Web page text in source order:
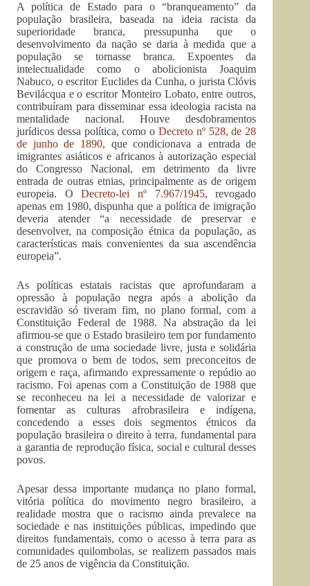
A política de Estado para o “branqueamento” da
população brasileira, baseada na ideia racista da
superioridade branca, pressupunha que o
desenvolvimento da nação se daria à medida que a
população se tornasse branca. Expoentes da
intelectualidade como o abolicionista Joaquim
Nabuco, o escritor Euclides da Cunha, o jurista Clóvis
Bevilácqua e o escritor Monteiro Lobato, entre outros,
contribuíram para disseminar essa ideologia racista na
mentalidade nacional. Houve desdobramentos
jurídicos dessa política, como oDecreto nº 528, de 28
de junho de 1890, que condicionava a entrada de
imigrantes asiáticos e africanos à autorização especial
do Congresso Nacional, em detrimento da livre
entrada de outras etnias, principalmente as de origem
europeia. ODecreto-lei nº 7.967/1945, revogado
apenas em 1980, dispunha que a política de imigração
deveria atender “a necessidade de preservar e
desenvolver, na composição étnica da população, as
características mais convenientes da sua ascendência
europeia”.
As políticas estatais racistas que aprofundaram a
opressão à população negra após a abolição da
escravidão só tiveram fim, no plano formal, com a
Constituição Federal de 1988. Na abstração da lei
afirmou-se que o Estado brasileiro tem por fundamento
a construção de uma sociedade livre, justa e solidária
que promova o bem de todos, sem preconceitos de
origem e raça, afirmando expressamente o repúdio ao
racismo. Foi apenas com a Constituição de 1988 que
se reconheceu na lei a necessidade de valorizar e
fomentar as culturas afrobrasileira e indígena,
concedendo a esses dois segmentos étnicos da
população brasileira o direito à terra, fundamental para
a garantia de reprodução física, social e cultural desses
povos.
Apesar dessa importante mudança no plano formal,
vitória política do movimento negro brasileiro, a
realidade mostra que o racismo ainda prevalece na
sociedade e nas instituições públicas, impedindo que
direitos fundamentais, como o acesso à terra para as
comunidades quilombolas, se realizem passados mais
de 25 anos de vigência da Constituição.